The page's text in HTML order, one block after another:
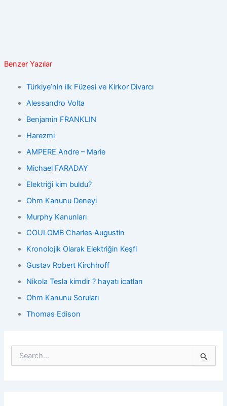
Benzer Yazılar
Türkiye’nin ilk Füzesi ve Kirkor Divarcı
Alessandro Volta
Benjamin FRANKLIN
Harezmi
AMPERE Andre – Marie
Michael FARADAY
Elektriği kim buldu?
Ohm Kanunu Deneyi
Murphy Kanunları
COULOMB Charles Augustin
Kronolojik Olarak Elektriğin Keşfi
Gustav Robert Kirchhoff
Nikola Tesla kimdir ? hayatı icatları
Ohm Kanunu Soruları
Thomas Edison